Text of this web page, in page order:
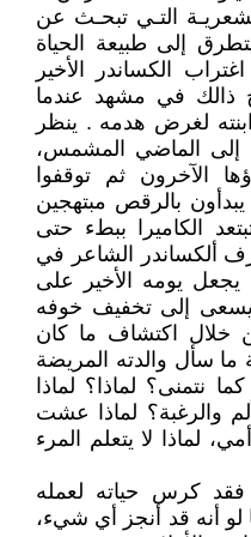
التـي تبحـث عن
إلى طبيعة الحياة
الكساندر الأخير
ذالك في مشهد عندما
لغرض هدمه . ينظر
إلى الماضي المشمس،
الآخرون ثم توقفوا
يبدأون بالرقص مبتهجين
الكاميرا ببطء حتى
ألكساندر الشاعر في
يجعل يومه الأخير على
إلى تخفيف خوفه
خلال اكتشاف ما كان
سأل والدته المريضة
نتمنى؟ لماذا؟ لماذا
والرغبة؟ لماذا عشت
لماذا لا يتعلم المرء
فقد كرس حياته لعمله
لو أنه قد أنجز أي شيء،